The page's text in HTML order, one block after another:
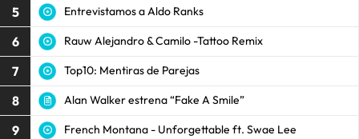
5 Entrevistamos a Aldo Ranks
6 Rauw Alejandro & Camilo -Tattoo Remix
7 Top10: Mentiras de Parejas
8 Alan Walker estrena “Fake A Smile”
9 French Montana - Unforgettable ft. Swae Lee